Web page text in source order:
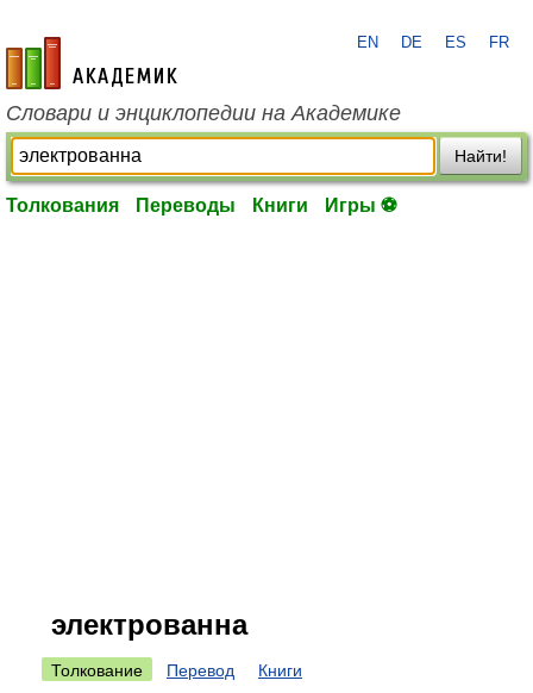
academic.ru
EN DE ES FR
Словари и энциклопедии на Академике
Найти!
Толкования Переводы Книги Игры ⚽
электрованна
Толкование Перевод Книги